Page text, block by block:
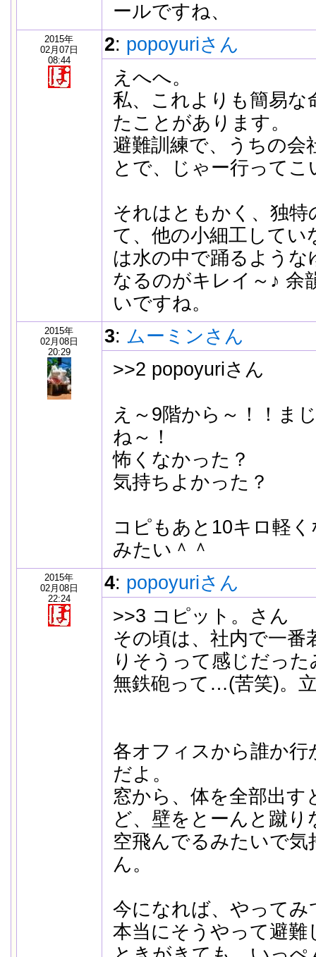
ールですね、
2015年
02月07日
08:44
2: popoyuriさん
えへへ。
私、これよりも簡易な
たことがあります。
避難訓練で、うちの会
とで、じゃー行ってこ
それはともかく、独特
て、他の小細工してい
は水の中で踊るよう
なるのがキレイ～♪ 余
いですね。
2015年
02月08日
20:29
3: ムーミンさん
>>2 popoyuriさん
え～9階から～！！ま
ね～！
怖くなかった？
気持ちよかった？
コピもあと10キロ軽
みたい＾＾
2015年
02月08日
22:24
4: popoyuriさん
>>3 コピット。さん
その頃は、社内で一番
りそうって感じだった
無鉄砲って…(苦笑)。
各オフィスから誰か
だよ。
窓から、体を全部出す
ど、壁をとーんと蹴
空飛んでるみたいで
ん。
今になれば、やって
本当にそうやって避